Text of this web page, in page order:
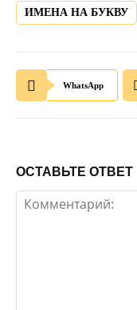
ИМЕНА НА БУКВУ
WhatsApp
ОСТАВЬТЕ ОТВЕТ